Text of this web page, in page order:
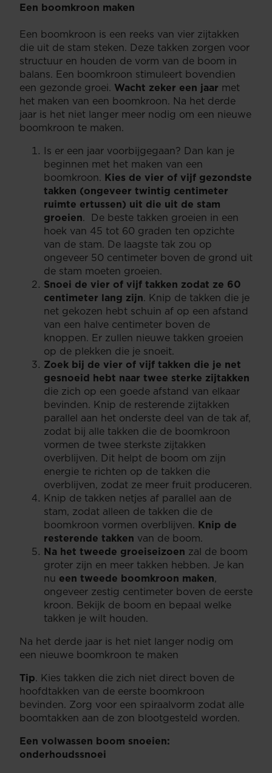
Een boomkroon maken
Een boomkroon is een reeks van vier zijtakken
die uit de stam steken. Deze takken zorgen voor
structuur en houden de vorm van de boom in
balans. Een boomkroon stimuleert bovendien
een gezonde groei. Wacht zeker een jaar met
het maken van een boomkroon. Na het derde
jaar is het niet langer meer nodig om een nieuwe
boomkroon te maken.
Is er een jaar voorbijgegaan? Dan kan je
beginnen met het maken van een
boomkroon. Kies de vier of vijf gezondste
takken (ongeveer twintig centimeter
ruimte ertussen) uit die uit de stam
groeien. De beste takken groeien in een
hoek van 45 tot 60 graden ten opzichte
van de stam. De laagste tak zou op
ongeveer 50 centimeter boven de grond uit
de stam moeten groeien.
Snoei de vier of vijf takken zodat ze 60
centimeter lang zijn. Knip de takken die je
net gekozen hebt schuin af op een afstand
van een halve centimeter boven de
knoppen. Er zullen nieuwe takken groeien
op de plekken die je snoeit.
Zoek bij de vier of vijf takken die je net
gesnoeid hebt naar twee sterke zijtakken
die zich op een goede afstand van elkaar
bevinden. Knip de resterende zijtakken
parallel aan het onderste deel van de tak af,
zodat bij alle takken die de boomkroon
vormen de twee sterkste zijtakken
overblijven. Dit helpt de boom om zijn
energie te richten op de takken die
overblijven, zodat ze meer fruit produceren.
Knip de takken netjes af parallel aan de
stam, zodat alleen de takken die de
boomkroon vormen overblijven. Knip de
resterende takken van de boom.
Na het tweede groeiseizoen zal de boom
groter zijn en meer takken hebben. Je kan
nu een tweede boomkroon maken,
ongeveer zestig centimeter boven de eerste
kroon. Bekijk de boom en bepaal welke
takken je wilt houden.
Na het derde jaar is het niet langer nodig om
een nieuwe boomkroon te maken
Tip. Kies takken die zich niet direct boven de
hoofdtakken van de eerste boomkroon
bevinden. Zorg voor een spiraalvorm zodat alle
boomtakken aan de zon blootgesteld worden.
Een volwassen boom snoeien:
onderhoudssnoei